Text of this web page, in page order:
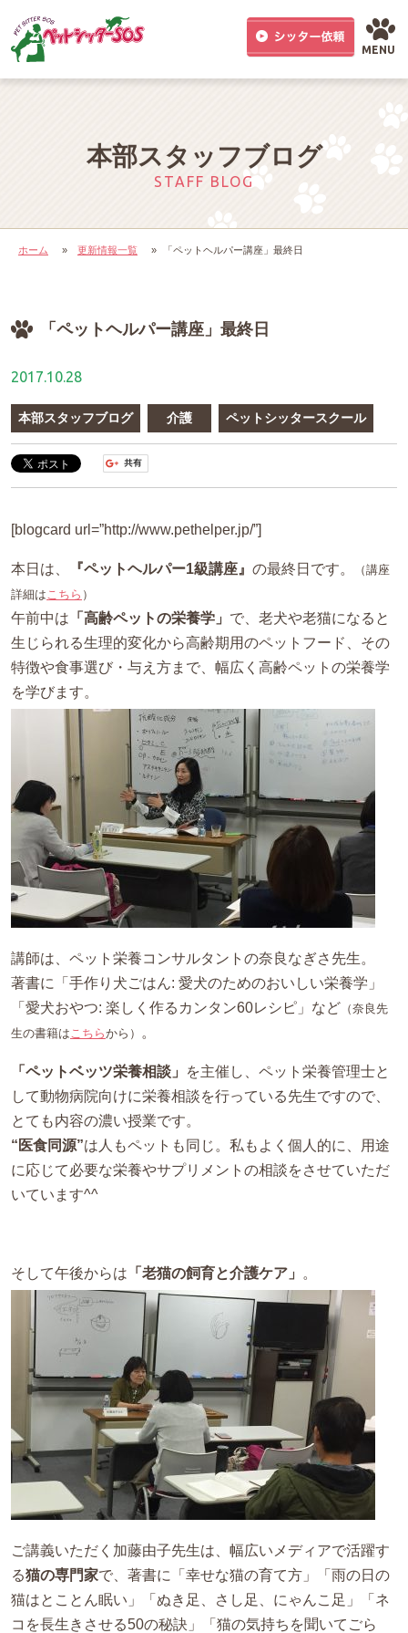
MENU
本部スタッフブログ
STAFF BLOG
ホーム » 更新情報一覧 » 「ペットヘルパー講座」最終日
「ペットヘルパー講座」最終日
2017.10.28
本部スタッフブログ 介護 ペットシッタースクール
[blogcard url=”http://www.pethelper.jp/”]
本日は、 『ペットヘルパー1級講座』 の最終日です。
（講座
詳細はこちら ）
午前中は 「高齢ペットの栄養学」 で、老犬や老猫になると
生じられる生理的変化から高齢期用のペットフード、その
特徴や食事選び・与え方まで、幅広く高齢ペットの栄養学
を学びます。
講師は、ペット栄養コンサルタントの奈良なぎさ先生。
著書に「手作り犬ごはん: 愛犬のためのおいしい栄養学」
「愛犬おやつ: 楽しく作るカンタン60レシピ」など （奈良先
生の書籍はこちらから） 。
「ペットベッツ栄養相談」
を主催し、ペット栄養管理士と
して動物病院向けに栄養相談を行っている先生ですので、
とても内容の濃い授業です。
“医食同源”は人もペットも同じ。私もよく個人的に、用途
に応じて必要な栄養やサプリメントの相談をさせていただ
いています^^
そして午後からは 「老猫の飼育と介護ケア」 。
ご講義いただく加藤由子先生は、幅広いメディアで活躍す
る猫の専門家で、著書に「幸せな猫の育て方」「雨の日の
猫はとことん眠い」「ぬき足、さし足、にゃんこ足」「ネ
コを長生きさせる50の秘訣」「猫の気持ちを聞いてごら